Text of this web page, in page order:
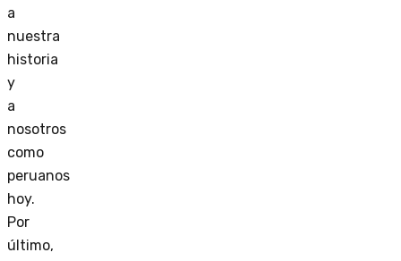
a
nuestra
historia
y
a
nosotros
como
peruanos
hoy.
Por
último,